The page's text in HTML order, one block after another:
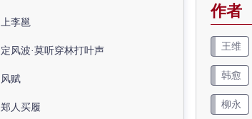
上李邕
定风波·莫听穿林打叶声
风赋
郑人买履
作者
王维
韩愈
柳永